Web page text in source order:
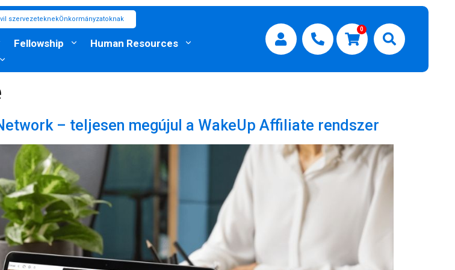
szervezeteknekÖnkormányzatoknak
Fellowship
Human Resources
0
– teljesen megújul a WakeUp Affiliate rendszer